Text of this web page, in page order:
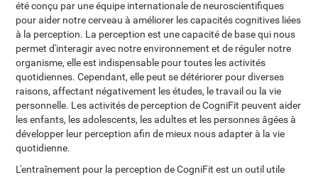
été conçu par une équipe internationale de neuroscientifiques
pour aider notre cerveau à améliorer les capacités cognitives liées
à la perception. La perception est une capacité de base qui nous
permet d'interagir avec notre environnement et de réguler notre
organisme, elle est indispensable pour toutes les activités
quotidiennes. Cependant, elle peut se détériorer pour diverses
raisons, affectant négativement les études, le travail ou la vie
personnelle. Les activités de perception de CogniFit peuvent aider
les enfants, les adolescents, les adultes et les personnes âgées à
développer leur perception afin de mieux nous adapter à la vie
quotidienne.
L'entraînement pour la perception de CogniFit est un outil utile